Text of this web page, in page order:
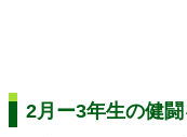
2月ー3年生の健